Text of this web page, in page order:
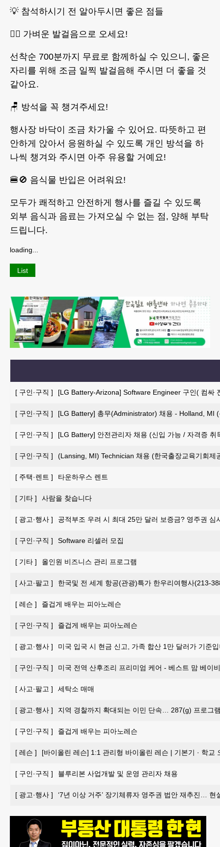
💡 참석하시기 전 알아두시면 좋은 점들
🏃‍♂️ 가벼운 발걸음으로 오세요!
선착순 700분까지 무료로 함께하실 수 있으니, 좋은
자리를 위해 조금 일찍 발걸음해 주시면 더 좋을 것
같아요.
🪑 방석을 꼭 챙겨주세요!
행사장 바닥이 조금 차가울 수 있어요. 따뜻하고 편
안하게 앉아서 응원하실 수 있도록 개인 방석을 하
나씩 챙겨와 주시면 아주 유용할 거예요!
🍔🚫 음식물 반입은 어려워요!
모두가 쾌적하고 안전하게 행사를 즐길 수 있도록
외부 음식과 음료는 가져오실 수 없는 점, 양해 부탁
드립니다.
loading...
List
[ 구인·구직 ] [LG Battery-Arizona] Software Engineer 구인( 컴싸
[ 구인·구직 ] [LG Battery] 총무(Administrator) 채용 - Holland, MI
[ 구인·구직 ] [LG Battery] 안전관리자 채용 (신입 가능 / 자격증 취
[ 구인·구직 ] (Lansing, MI) Technician 채용 (한국출장교육기회제
[ 주택·렌트 ] 타운하우스 렌트
[ 기타 ] 사람을 찾습니다
[ 광고·행사 ] 공적부조 우려 시 최대 25만 달러 보증금? 영주권 심
[ 구인·구직 ] Software 리셀러 모집
[ 기타 ] 올인원 비즈니스 관리 프로그램
[ 사고·팔고 ] 한국및 전 세계 항공(관광)특가 한우리여행사(213-
[ 레슨 ] 즐겁게 배우는 피아노레슨
[ 구인·구직 ] 즐겁게 배우는 피아노레슨
[ 광고·행사 ] 미국 입국 시 현금 신고, 가족 합산 1만 달러가 기준
[ 구인·구직 ] 미국 전역 산후조리 프리미엄 케어 - 베스트 맘 베이
[ 사고·팔고 ] 세탁소 매매
[ 광고·행사 ] 지역 경찰까지 확대되는 이민 단속… 287(g) 프로그
[ 구인·구직 ] 즐겁게 배우는 피아노레슨
[ 레슨 ] [바이올린 레슨] 1:1 관리형 바이올린 레슨 | 기본기 · 학
[ 구인·구직 ] 블루리본 사업개발 및 운영 관리자 채용
[ 광고·행사 ] ‘7년 이상 거주’ 장기체류자 영주권 법안 재추진… 현